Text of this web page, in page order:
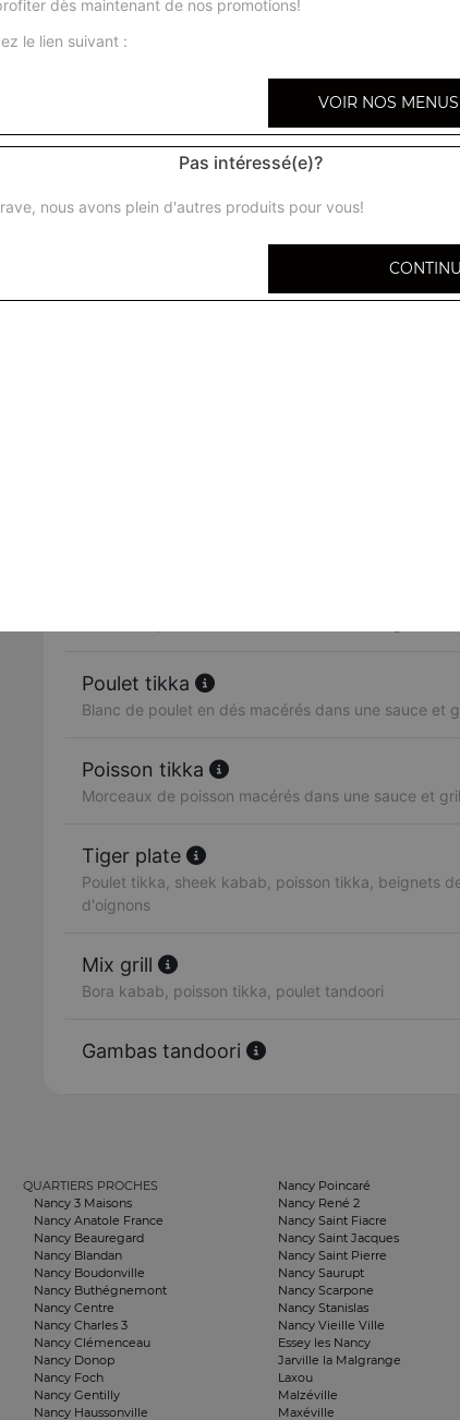
Beignets de pommes de terre à la farine de pois
Poulet tikka
Blanc de poulet en dés macérés dans une sauce et
Poisson tikka
Morceaux de poisson macérés dans une sauce et
Tiger plate
Poulet tikka, sheek kabab, poisson tikka, beignets
d'oignons
Mix grill
Bora kabab, poisson tikka, poulet tandoori
Gambas tandoori
QUARTIERS PROCHES
Nancy 3 Maisons
Nancy Anatole France
Nancy Beauregard
Nancy Blandan
Nancy Boudonville
Nancy Buthégnemont
Nancy Centre
Nancy Charles 3
Nancy Clémenceau
Nancy Donop
Nancy Foch
Nancy Gentilly
Nancy Haussonville
Nancy Poincaré
Nancy René 2
Nancy Saint Fiacre
Nancy Saint Jacques
Nancy Saint Pierre
Nancy Saurupt
Nancy Scarpone
Nancy Stanislas
Nancy Vieille Ville
Essey les Nancy
Jarville la Malgrange
Laxou
Malzéville
Maxéville
dès maintenant de nos promotions!
le lien suivant :
VOIR NOS
Pas intéressé(e)?
nous avons plein d'autres produits pour vous!